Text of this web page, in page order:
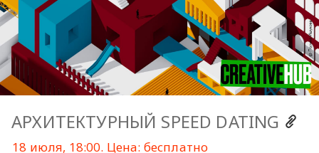
АРХИТЕКТУРНЫЙ SPEED DATING
18 июля, 18:00. Цена: бесплатно